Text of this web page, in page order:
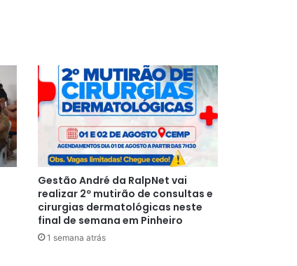
Gestão André da RalpNet vai
realizar 2º mutirão de consultas e
cirurgias dermatológicas neste
final de semana em Pinheiro
1 semana atrás